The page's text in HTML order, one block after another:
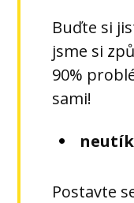
Buďte si
jsme si
90%
sami!
Postavte